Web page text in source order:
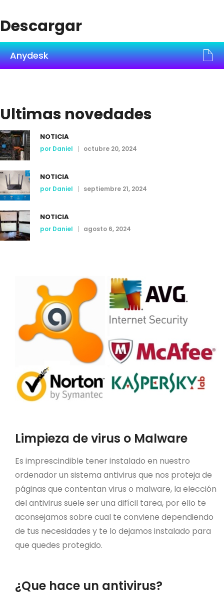
Descargar
Anydesk
Ultimas novedades
NOTICIA
por Daniel octubre 20, 2024
NOTICIA
por Daniel septiembre 21, 2024
NOTICIA
por Daniel agosto 6, 2024
Limpieza de virus o Malware
Es imprescindible tener instalado en nuestro
ordenador un sistema antivirus que nos proteja de
páginas que contentan virus o malware, la elección
del antivirus suele ser una difícil tarea, por ello te
aconsejamos sobre cual te conviene dependiendo
de tus necesidades y te lo dejamos instalado para
que quedes protegido.
¿Que hace un antivirus?